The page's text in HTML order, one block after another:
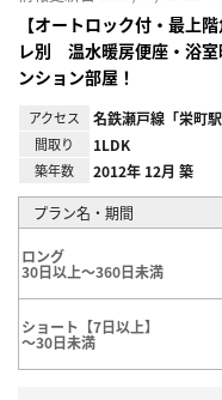
【オートロック付・最上
レ別 温水暖房便座・浴室
ンション部屋！
アクセス 名鉄瀬戸線「栄町
間取り 1LDK
築年数 2012年 12月 築
プラン名・期間
ロング
30日以上～360日未満
ショート【7日以上】
～30日未満